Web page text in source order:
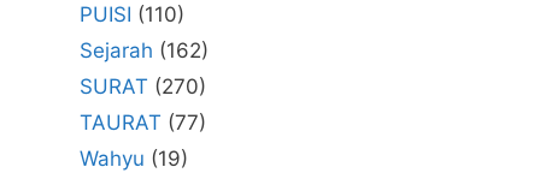
PUISI (110)
Sejarah (162)
SURAT (270)
TAURAT (77)
Wahyu (19)